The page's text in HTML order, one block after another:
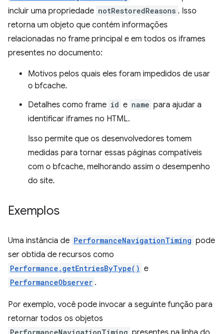
incluir uma propriedade notRestoredReasons . Isso
retorna um objeto que contém informações
relacionadas no frame principal e em todos os iframes
presentes no documento:
Motivos pelos quais eles foram impedidos de usar
o bfcache.
Detalhes como frame id e name para ajudar a
identificar iframes no HTML.
Isso permite que os desenvolvedores tomem
medidas para tornar essas páginas compatíveis
com o bfcache, melhorando assim o desempenho
do site.
Exemplos
Uma instância de PerformanceNavigationTiming pode
ser obtida de recursos como
Performance.getEntriesByType() e
PerformanceObserver .
Por exemplo, você pode invocar a seguinte função para
retornar todos os objetos